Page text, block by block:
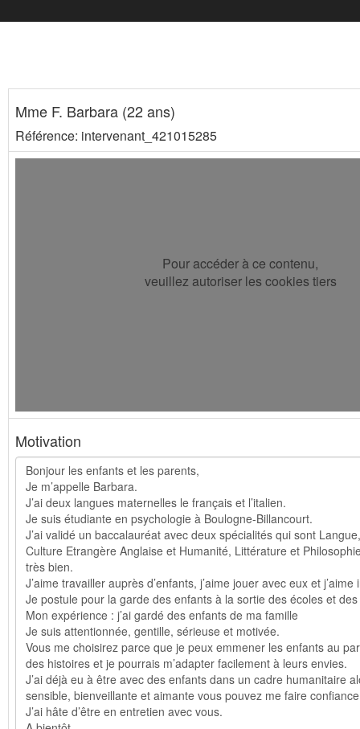
Mme F. Barbara (22 ans)
Référence: intervenant_421015285
Pour accéder à ce contenu,
veuillez autoriser les cookies tiers
Motivation